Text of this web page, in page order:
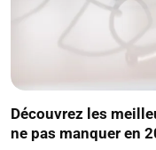
Découvrez les
ne pas manquer en